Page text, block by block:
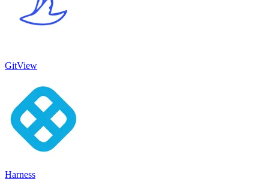
GitView
Harness